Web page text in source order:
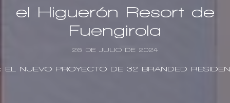
el Higuerón Resort de
Fuengirola
26 DE JULIO DE 2024
PROYECTO DE 32 BRANDED RESIDENCES EN EL